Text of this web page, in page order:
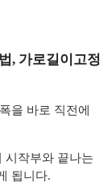
, 가로길이고정
을 바로 직전에
시작부와 끝나는
됩니다.